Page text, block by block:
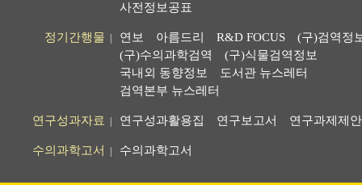
사전정보공표
정기간행물 연보 아름드리 R&D FOCUS
(구)검역정
(구)수의과학검역
(구)식물검역정보
국내외 동향정보
도서관 뉴스레터
검역본부 뉴스레터
연구성과자료 연구성과활용집 연구보고서 연구과제제
수의과학고서 수의과학고서